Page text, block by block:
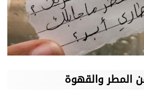
المطر والقهوة